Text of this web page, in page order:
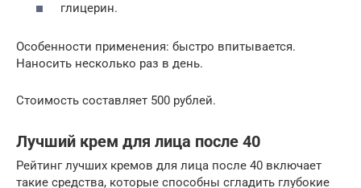
глицерин.
Особенности применения: быстро впитывается.
Наносить несколько раз в день.
Стоимость составляет 500 рублей.
Лучший крем для лица после 40
Рейтинг лучших кремов для лица после 40 включает
такие средства, которые способны сгладить глубокие